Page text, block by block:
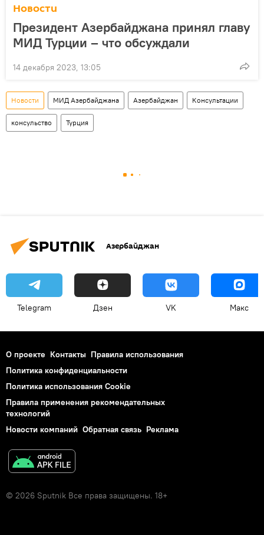
Новости
Президент Азербайджана принял главу
МИД Турции – что обсуждали
14 декабря 2023, 13:05
Новости МИД Азербайджана Азербайджан Консультации
консульство Турция
Азербайджан
Telegram Дзен VK Макс
О проекте Контакты Правила использования
Политика конфиденциальности
Политика использования Cookie
Правила применения рекомендательных
технологий
Новости компаний Обратная связь Реклама
© 2026 Sputnik Все права защищены. 18+